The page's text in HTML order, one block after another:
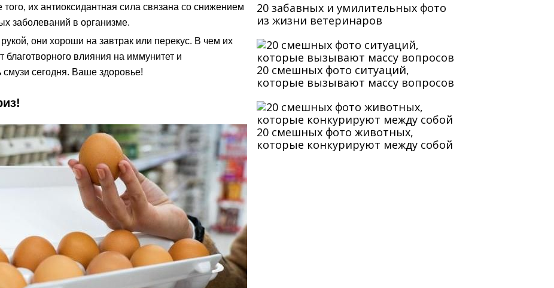
их антиоксидантная сила связана со снижением
заболеваний в организме.
они хороши на завтрак или перекус. В чем их
влияния на иммунитет и
сегодня. Ваше здоровье!
20 забавных и умилительных фото
из жизни ветеринаров
20 смешных фото ситуаций,
которые вызывают массу вопросов
20 смешных фото животных,
которые конкурируют между собой